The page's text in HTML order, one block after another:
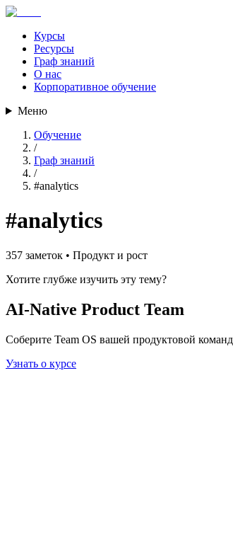
Курсы
Ресурсы
Граф знаний
О нас
Корпоративное обучение
Меню
Обучение
/
Граф знаний
/
#analytics
#analytics
357 заметок • Продукт и рост
Хотите глубже изучить эту тему?
AI-Native Product Team
Соберите Team OS вашей продуктовой
Узнать о курсе